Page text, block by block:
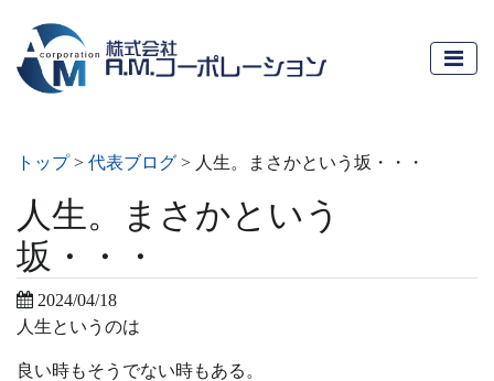
トップ> 代表ブログ > 人生。まさかという坂・・・
人生。まさかという
坂・・・
2024/04/18
人生というのは
良い時もそうでない時もある。